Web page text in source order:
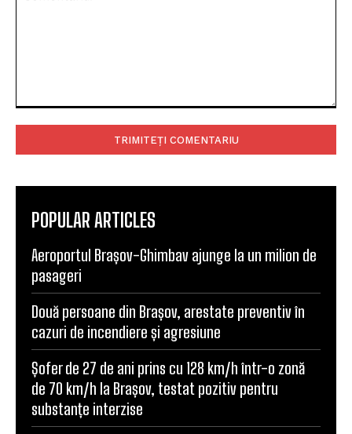
POPULAR ARTICLES
Aeroportul Brașov-Ghimbav ajunge la un milion de
pasageri
Două persoane din Brașov, arestate preventiv în
cazuri de incendiere și agresiune
Șofer de 27 de ani prins cu 128 km/h într-o zonă
de 70 km/h la Brașov, testat pozitiv pentru
substanțe interzise